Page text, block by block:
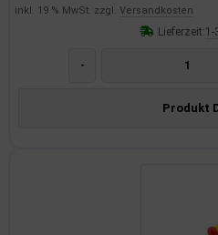
inkl. 19 % MwSt. zzgl. Versandkosten
Lieferzeit:1-
-
Produkt